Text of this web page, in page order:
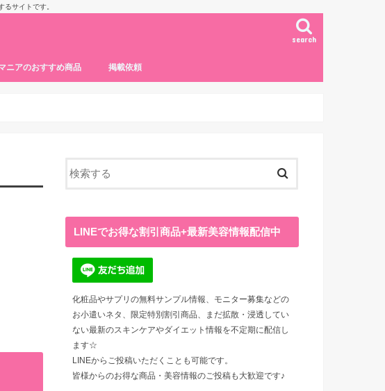
サイトです。
search
ニアのおすすめ商品 掲載依頼
LINEでお得な割引商品+最新美容情報配信中
化粧品やサプリの無料サンプル情報、モニター募集などの
お小遣いネタ、限定特別割引商品、まだ拡散・浸透してい
ない最新のスキンケアやダイエット情報を不定期に配信し
ます☆
LINEからご投稿いただくことも可能です。
皆様からのお得な商品・美容情報のご投稿も大歓迎です♪